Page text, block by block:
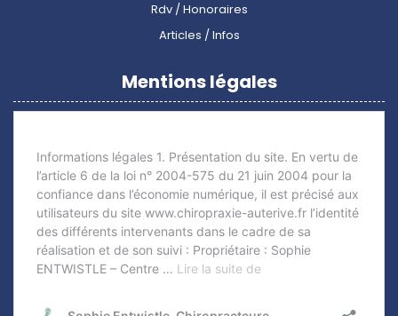
Rdv / Honoraires
Articles / Infos
Mentions légales